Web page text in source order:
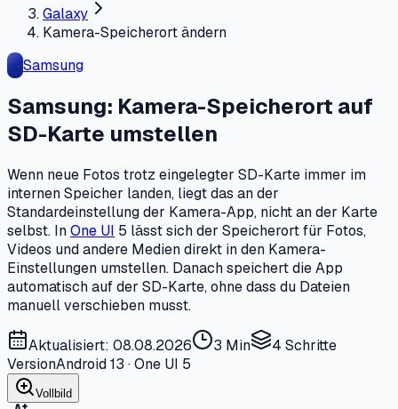
Galaxy
Kamera-Speicherort ändern
Samsung
Samsung: Kamera-Speicherort auf
SD-Karte umstellen
Wenn neue Fotos trotz eingelegter SD-Karte immer im
internen Speicher landen, liegt das an der
Standardeinstellung der Kamera-App, nicht an der Karte
selbst. InOne UI 5 lässt sich der Speicherort für Fotos,
Videos und andere Medien direkt in den Kamera-
Einstellungen umstellen. Danach speichert die App
automatisch auf der SD-Karte, ohne dass du Dateien
manuell verschieben musst.
Aktualisiert: 08.08.2026 3 Min 4 Schritte
VersionAndroid 13 · One UI 5